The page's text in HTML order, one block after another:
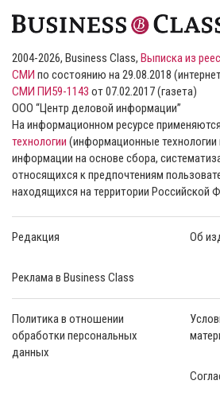
2004-2026, Business Class, Выписка из
СМИ по состоянию на 29.08.2018
СМИ ПИ59-1143 от 07.02.2017 (газета)
ООО “Центр деловой информации”
На информационном ресурсе применяются
технологии (информационные технологии
информации на основе сбора,
относящихся к предпочтениям
находящихся на территории Российской
Редакция Об
Реклама в Business Class
Политика в отношении
обработки персональных
данных